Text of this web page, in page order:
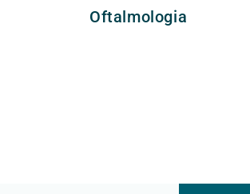
Oftalmologia